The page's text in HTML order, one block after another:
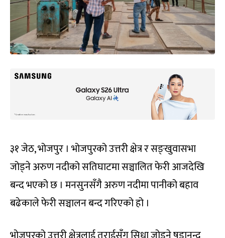
३१ जेठ, भोजपुर । भोजपुरको उत्तरी क्षेत्र र सङ्खुवासभा
जोड्ने अरुण नदीको सतिघाटमा सञ्चालित फेरी आजदेखि
बन्द भएको छ । मनसुनसँगै अरुण नदीमा पानीको बहाव
बढेकाले फेरी सञ्चालन बन्द गरिएको हो ।